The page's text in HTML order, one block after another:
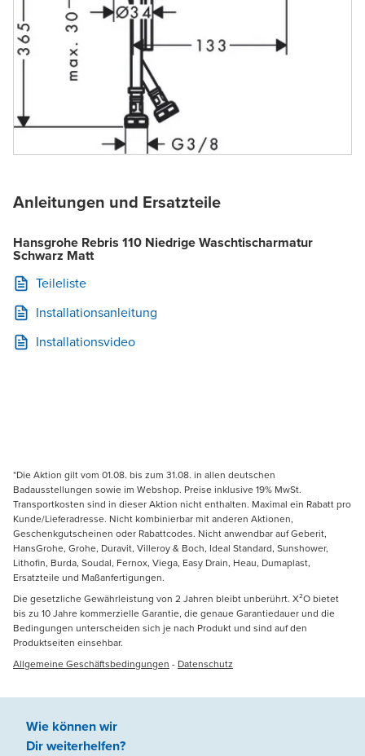
Anleitungen und Ersatzteile
Hansgrohe Rebris 110 Niedrige Waschtischarmatur
Schwarz Matt
Teileliste
Installationsanleitung
Installationsvideo
*Die Aktion gilt vom 01.08. bis zum 31.08. in allen deutschen
Badausstellungen sowie im Webshop. Preise inklusive 19% MwSt.
Transportkosten sind in dieser Aktion nicht enthalten. Maximal ein Rabatt pro
Kunde/Lieferadresse. Nicht kombinierbar mit anderen Aktionen,
Geschenkgutscheinen oder Rabattcodes. Nicht anwendbar auf Geberit,
HansGrohe, Grohe, Duravit, Villeroy & Boch, Ideal Standard, Sunshower,
Lithofin, Burda, Soudal, Fernox, Viega, Easy Drain, Heau, Dumaplast,
Ersatzteile und Maßanfertigungen.
Die gesetzliche Gewährleistung von 2 Jahren bleibt unberührt. X²O bietet
bis zu 10 Jahre kommerzielle Garantie, die genaue Garantiedauer und die
Bedingungen unterscheiden sich je nach Produkt und sind auf den
Produktseiten einsehbar.
Allgemeine Geschäftsbedingungen - Datenschutz
Wie können wir
Dir weiterhelfen?